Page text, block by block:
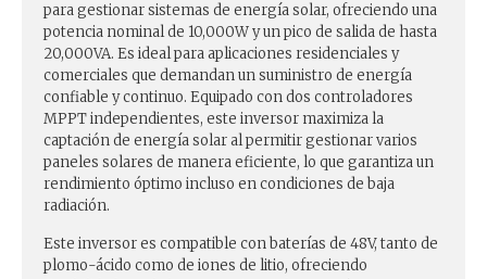
para gestionar sistemas de energía solar, ofreciendo una
potencia nominal de 10,000W y un pico de salida de hasta
20,000VA. Es ideal para aplicaciones residenciales y
comerciales que demandan un suministro de energía
confiable y continuo. Equipado con dos controladores
MPPT independientes, este inversor maximiza la
captación de energía solar al permitir gestionar varios
paneles solares de manera eficiente, lo que garantiza un
rendimiento óptimo incluso en condiciones de baja
radiación.
Este inversor es compatible con baterías de 48V, tanto de
plomo-ácido como de iones de litio, ofreciendo